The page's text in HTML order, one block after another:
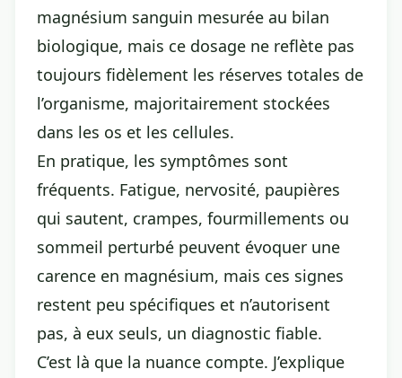
magnésium sanguin mesurée au bilan
biologique, mais ce dosage ne reflète pas
toujours fidèlement les réserves totales de
l’organisme, majoritairement stockées
dans les os et les cellules.
En pratique, les symptômes sont
fréquents. Fatigue, nervosité, paupières
qui sautent, crampes, fourmillements ou
sommeil perturbé peuvent évoquer une
carence en magnésium, mais ces signes
restent peu spécifiques et n’autorisent
pas, à eux seuls, un diagnostic fiable.
C’est là que la nuance compte. J’explique